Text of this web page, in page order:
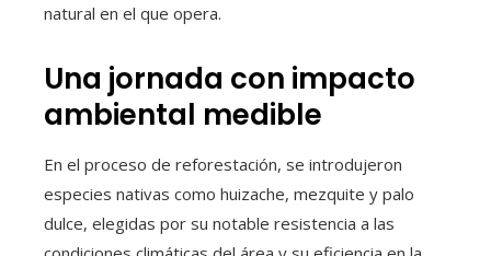
natural en el que opera.
Una jornada con impacto
ambiental medible
En el proceso de reforestación, se introdujeron
especies nativas como huizache, mezquite y palo
dulce, elegidas por su notable resistencia a las